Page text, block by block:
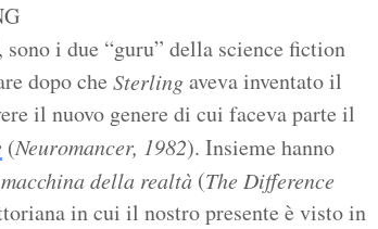
i due “guru” della science fiction
dopo che Sterlingaveva inventato il
il nuovo genere di cui faceva parte il
(Neuromancer, 1982). Insieme hanno
della realtà (The Difference
in cui il nostro presente è visto in